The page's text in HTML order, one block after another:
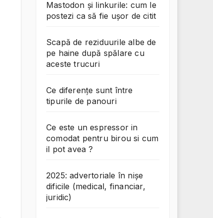
Mastodon și linkurile: cum le
postezi ca să fie ușor de citit
Scapă de reziduurile albe de
pe haine după spălare cu
aceste trucuri
Ce diferențe sunt între
tipurile de panouri
Ce este un espressor in
comodat pentru birou si cum
il pot avea ?
2025: advertoriale în nișe
dificile (medical, financiar,
juridic)